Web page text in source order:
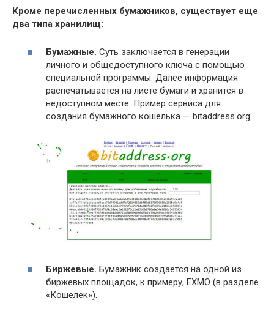
Кроме перечисленных бумажников, существует еще
два типа хранилищ:
Бумажные. Суть заключается в генерации
личного и общедоступного ключа с помощью
специальной программы. Далее информация
распечатывается на листе бумаги и хранится в
недоступном месте. Пример сервиса для
создания бумажного кошелька — bitaddress.org.
Биржевые. Бумажник создается на одной из
биржевых площадок, к примеру, EXMO (в разделе
«Кошелек»).